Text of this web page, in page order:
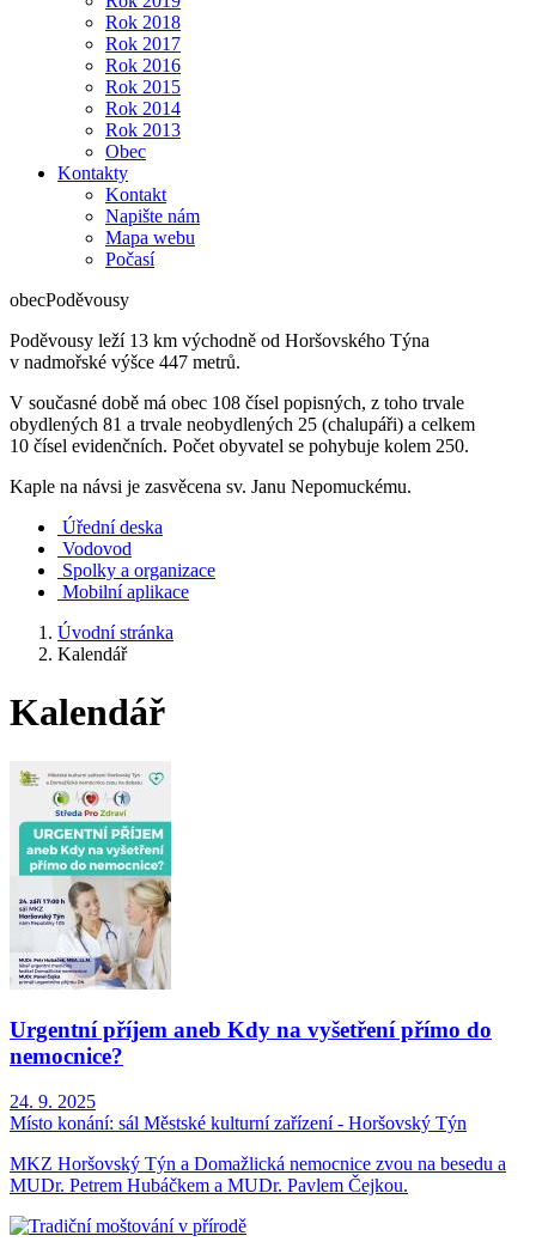
Rok 2018
Rok 2017
Rok 2016
Rok 2015
Rok 2014
Rok 2013
Obec
Kontakty
Kontakt
Napište nám
Mapa webu
Počasí
obecPoděvousy
Poděvousy leží 13 km východně od Horšovského Týna
v nadmořské výšce 447 metrů.
V současné době má obec 108 čísel popisných, z toho trvale
obydlených 81 a trvale neobydlených 25 (chalupáři) a celkem
10 čísel evidenčních. Počet obyvatel se pohybuje kolem 250.
Kaple na návsi je zasvěcena sv. Janu Nepomuckému.
Úřední deska
Vodovod
Spolky a organizace
Mobilní aplikace
Úvodní stránka
Kalendář
Kalendář
Urgentní příjem aneb Kdy na vyšetření přímo do
nemocnice?
24. 9. 2025
Místo konání: sál Městské kulturní zařízení - Horšovský Týn
MKZ Horšovský Týn a Domažlická nemocnice zvou na besedu a
MUDr. Petrem Hubáčkem a MUDr. Pavlem Čejkou.